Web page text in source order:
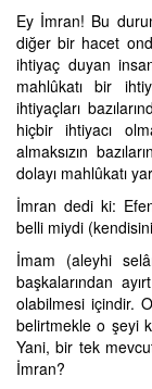
Ey İmran! Bu
diğer bir hacet
ihtiyaç duyan
mahlûkatı bir
ihtiyaçları
hiçbir ihtiyacı
almaksızın
dolayı mahlûkatı
İmran dedi ki:
belli miydi
İmam (aleyhi
başkalarından
olabilmesi içindir.
belirtmekle o şeyi
Yani, bir tek
İmran?